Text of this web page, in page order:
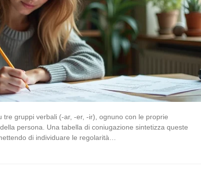
tre gruppi verbali (-ar, -er, -ir), ognuno con le proprie
persona. Una tabella di coniugazione sintetizza queste
di individuare le regolarità…